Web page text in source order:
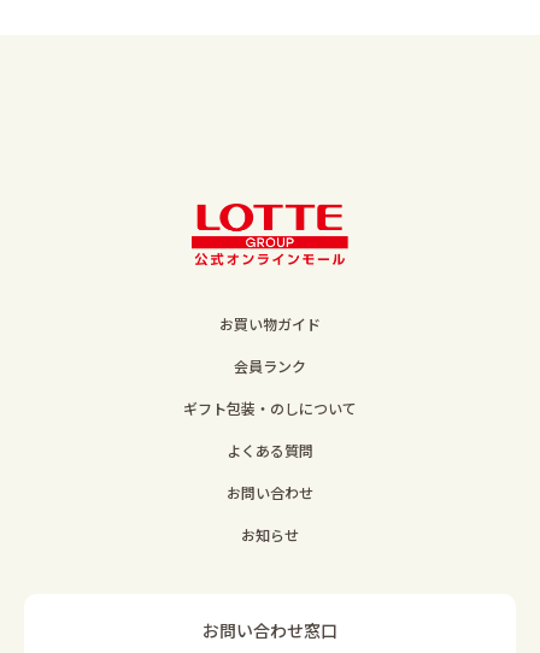
お買い物ガイド
会員ランク
ギフト包装・のしについて
よくある質問
お問い合わせ
お知らせ
お問い合わせ窓口